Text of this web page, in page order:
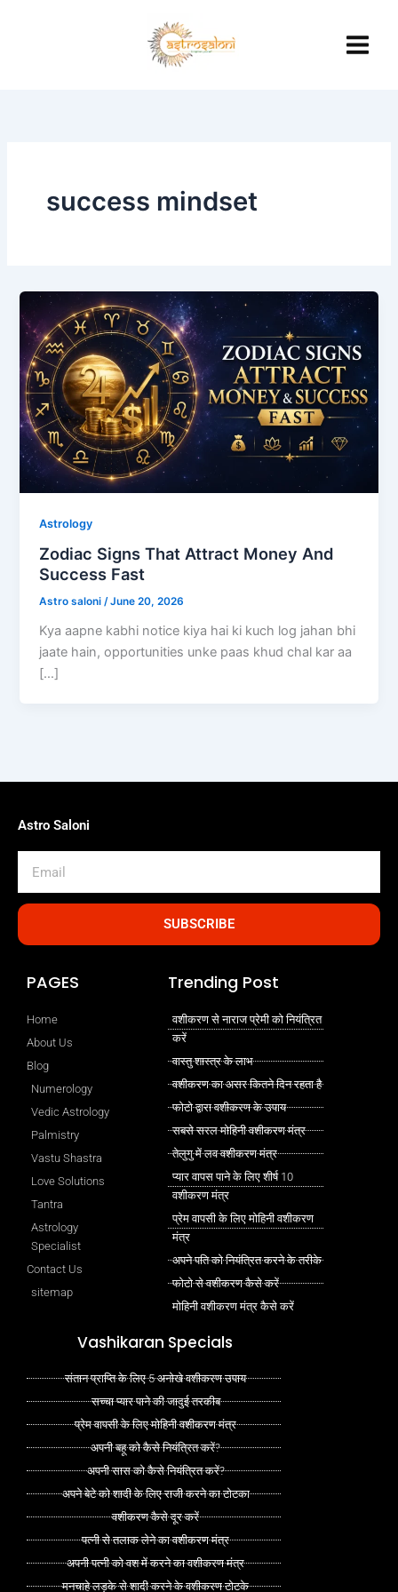
success mindset
Astrology
Zodiac Signs That Attract Money And
Success Fast
Astro saloni/June 20, 2026
Kya aapne kabhi notice kiya hai ki kuch log jahan bhi
jaate hain, opportunities unke paas khud chal kar aa
[…]
Astro Saloni
SUBSCRIBE
PAGES
Home
About Us
Blog
Numerology
Vedic Astrology
Palmistry
Vastu Shastra
Love Solutions
Tantra
Astrology
Specialist
Contact Us
sitemap
Trending Post
वशीकरण से नाराज प्रेमी को नियंत्रित
करें
वास्तु शास्त्र के लाभ
वशीकरण का असर कितने दिन रहता है
फोटो द्वारा वशीकरण के उपाय
सबसे सरल मोहिनी वशीकरण मंत्र
तेलुगु में लव वशीकरण मंत्र
प्यार वापस पाने के लिए शीर्ष 10
वशीकरण मंत्र
प्रेम वापसी के लिए मोहिनी वशीकरण
मंत्र
अपने पति को नियंत्रित करने के तरीके
फोटो से वशीकरण कैसे करें
मोहिनी वशीकरण मंत्र कैसे करें
Vashikaran Specials
संतान प्राप्ति के लिए 5 अनोखे वशीकरण उपाय
सच्चा प्यार पाने की जादुई तरकीब
प्रेम वापसी के लिए मोहिनी वशीकरण मंत्र
अपनी बहू को कैसे नियंत्रित करें?
अपनी सास को कैसे नियंत्रित करें?
अपने बेटे को शादी के लिए राजी करने का टोटका
वशीकरण कैसे दूर करें
पत्नी से तलाक लेने का वशीकरण मंत्र
अपनी पत्नी को वश में करने का वशीकरण मंत्र
मनचाहे लड़के से शादी करने के वशीकरण टोटके